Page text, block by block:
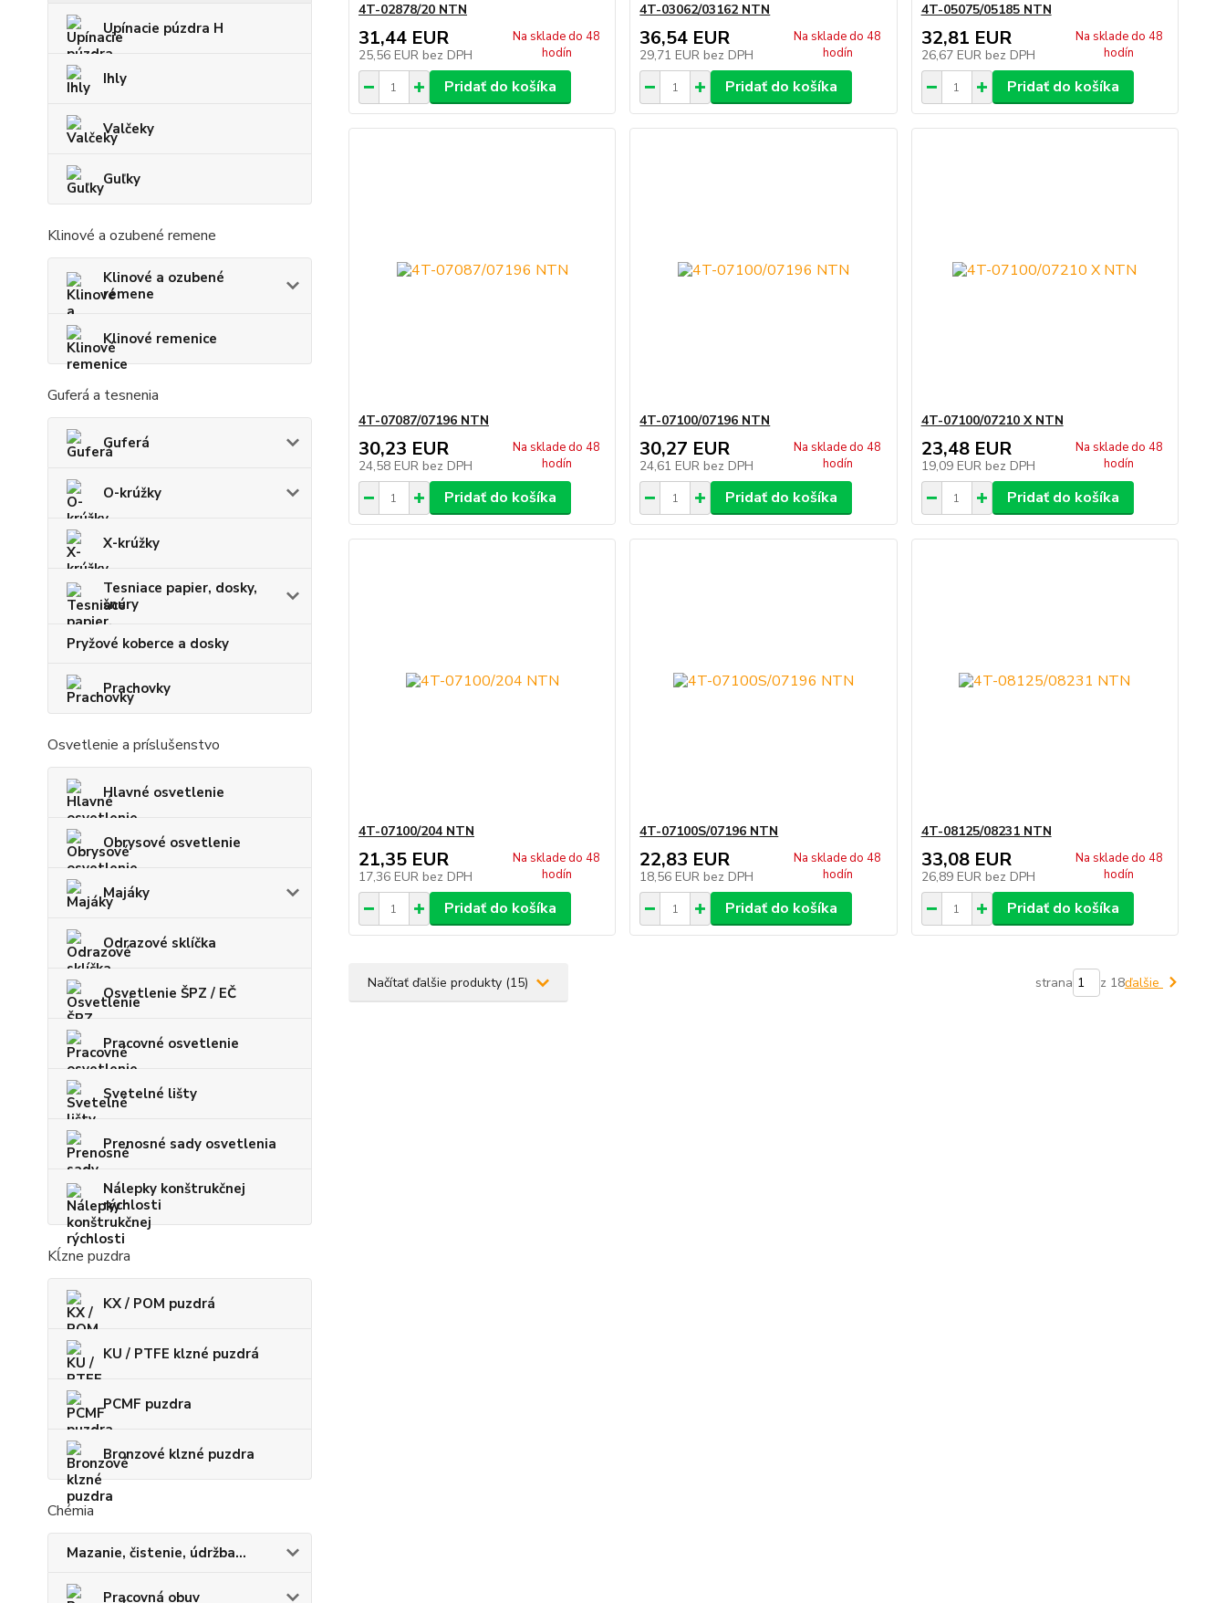
Upínacie púzdra H
Ihly
Valčeky
Guľky
Klinové a ozubené remene
Klinové a ozubené
remene
Klinové remenice
Guferá a tesnenia
Guferá
O-krúžky
X-krúžky
Tesniace papier, dosky,
šnúry
Pryžové koberce a dosky
Prachovky
Osvetlenie a príslušenstvo
Hlavné osvetlenie
Obrysové osvetlenie
Majáky
Odrazové sklíčka
Osvetlenie ŠPZ / EČ
Pracovné osvetlenie
Svetelné lišty
Prenosné sady osvetlenia
Nálepky konštrukčnej
rýchlosti
Kĺzne puzdra
KX / POM puzdrá
KU / PTFE klzné puzdrá
PCMF puzdra
Bronzové klzné puzdra
Chémia
Mazanie, čistenie, údržba...
Pracovná obuv
4T-02878/20 NTN
31,44 EUR
25,56 EUR bez DPH
Na sklade do 48
hodín
Pridať do košíka
4T-03062/03162 NTN
36,54 EUR
29,71 EUR bez DPH
Na sklade do 48
hodín
Pridať do košíka
4T-05075/05185 NTN
32,81 EUR
26,67 EUR bez DPH
Na sklade do 48
hodín
Pridať do košíka
4T-07087/07196 NTN
30,23 EUR
24,58 EUR bez DPH
Na sklade do 48
hodín
Pridať do košíka
4T-07100/07196 NTN
30,27 EUR
24,61 EUR bez DPH
Na sklade do 48
hodín
Pridať do košíka
4T-07100/07210 X NTN
23,48 EUR
19,09 EUR bez DPH
Na sklade do 48
hodín
Pridať do košíka
4T-07100/204 NTN
21,35 EUR
17,36 EUR bez DPH
Na sklade do 48
hodín
Pridať do košíka
4T-07100S/07196 NTN
22,83 EUR
18,56 EUR bez DPH
Na sklade do 48
hodín
Pridať do košíka
4T-08125/08231 NTN
33,08 EUR
26,89 EUR bez DPH
Na sklade do 48
hodín
Pridať do košíka
Načítať ďalšie produkty (15) strana z 18ďalšie